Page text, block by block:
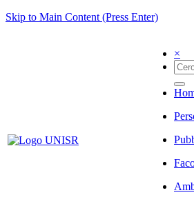
Skip to Main Content (Press Enter)
×